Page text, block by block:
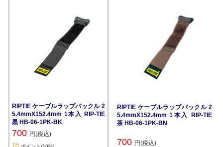
RIPTIE ケーブルラップバックル 2
5.4mmX152.4mm 1本入 RIP-TIE
黒 HB-06-1PK-BK
700 円(税込)
RIPTIE ケーブルラップバックル 2
5.4mmX152.4mm 1本入 RIP-TIE
茶 HB-06-1PK-BN
700 円(税込)